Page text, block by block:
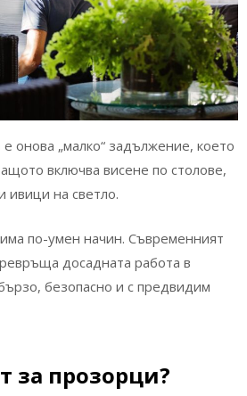
онова „малко“ задължение, което
включва висене по столове,
на светло.
по-умен начин. Съвременният
досадната работа в
безопасно и с предвидим
за прозорци?